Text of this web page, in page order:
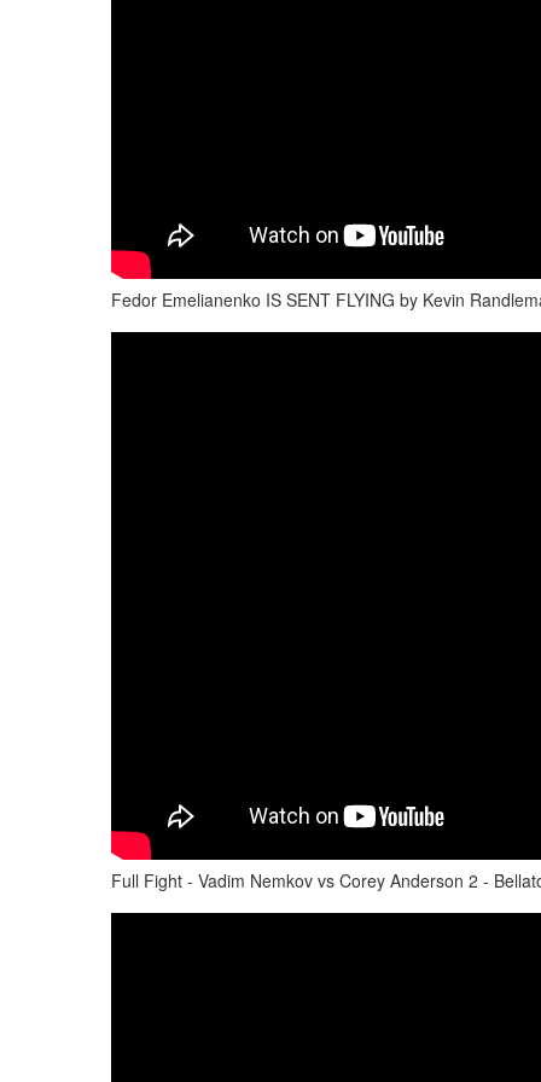
Fedor Emelianenko IS SENT FLYING by Kevin
Full Fight - Vadim Nemkov vs Corey Anderson 2 -